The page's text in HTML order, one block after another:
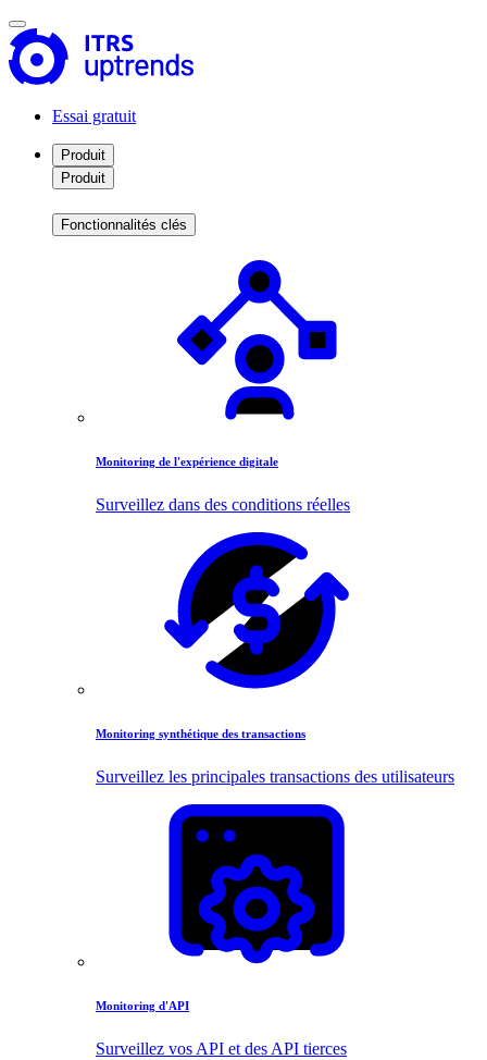
Essai gratuit
Produit
Produit
Fonctionnalités clés
Monitoring de l'expérience digitale
Surveillez dans des conditions réelles
Monitoring synthétique des transactions
Surveillez les principales transactions des utilisateurs
Monitoring d'API
Surveillez vos API et des API tierces